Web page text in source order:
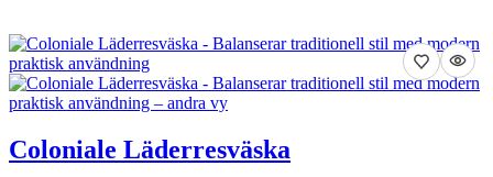
Coloniale Läderresväska